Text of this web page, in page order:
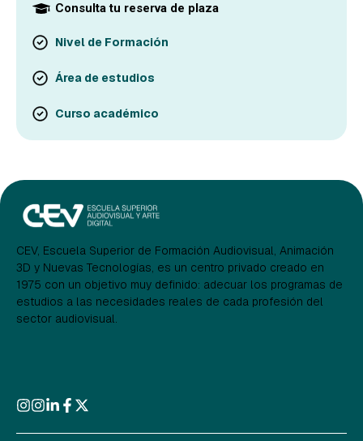
Consulta tu reserva de plaza
Nivel de Formación
Área de estudios
Curso académico
CEV, Escuela Superior de Formación Audiovisual, Animación
3D y Nuevas Tecnologías, es un centro privado creado en
1975 con un objetivo muy definido: adecuar los programas de
estudios a las necesidades reales de cada profesión del
sector audiovisual.